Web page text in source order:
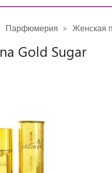
Парфюмерия Женская
Gold Sugar